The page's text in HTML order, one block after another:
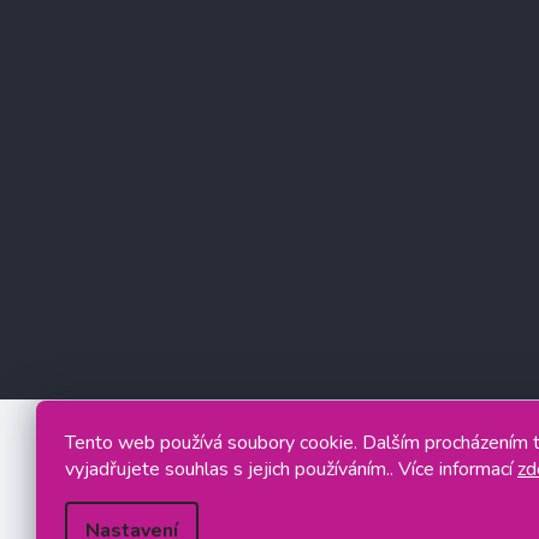
Tento web používá soubory cookie. Dalším
vyjadřujete souhlas s jejich používáním.. Více informací
Nastavení